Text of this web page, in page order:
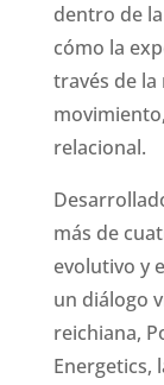
dentro de
cómo la
través de la
relacional.
más de
evolutivo y
un diálogo
reichiana,
Energetics,